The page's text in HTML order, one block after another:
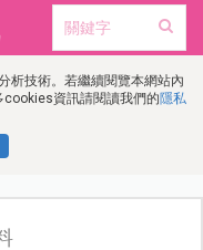
析技術。若繼續閱覽本網站內
資訊請閱讀我們的隱私